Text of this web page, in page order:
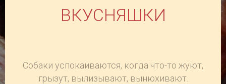
ВКУСНЯШКИ
Собаки успокаиваются, когда что-то жуют,
грызут, вылизывают, вынюхивают.